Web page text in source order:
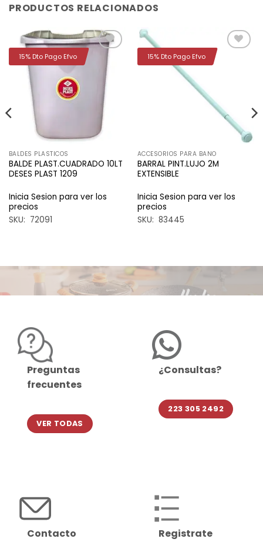
PRODUCTOS RELACIONADOS
Añadir
a la
lista de
deseos
BALDES PLASTICOS
BALDE PLAST.CUADRADO 10LT
DESES PLAST 1209
Inicia Sesion para ver los
precios
SKU: 72091
15% Dto Pago Efvo
ACCESORIOS PARA BANO
BARRAL PINT.LUJO 2M
EXTENSIBLE
Inicia Sesion para ver los
precios
SKU: 83445
15% Dto Pago Efvo
Preguntas
frecuentes
VER TODAS
¿Consultas?
223 305 2492
Contacto Registrate